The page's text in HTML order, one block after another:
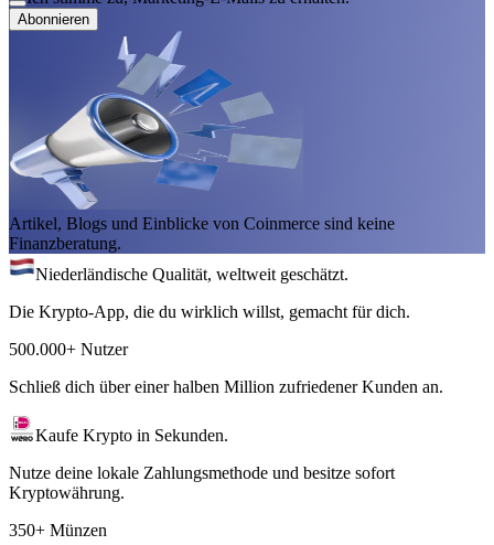
Abonnieren
Artikel, Blogs und Einblicke von Coinmerce sind keine
Finanzberatung.
Niederländische Qualität, weltweit geschätzt.
Die Krypto-App, die du wirklich willst, gemacht für dich.
500.000+ Nutzer
Schließ dich über einer halben Million zufriedener Kunden an.
Kaufe Krypto in Sekunden.
Nutze deine lokale Zahlungsmethode und besitze sofort
Kryptowährung.
350+ Münzen